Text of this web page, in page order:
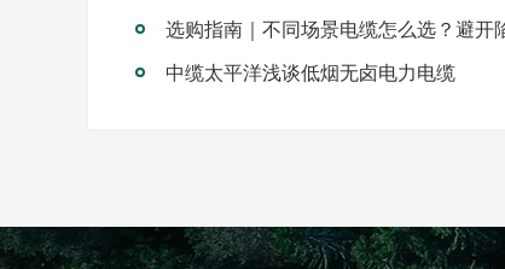
选购指南｜不同场景电缆怎么选？避开
中缆太平洋浅谈低烟无卤电力电缆